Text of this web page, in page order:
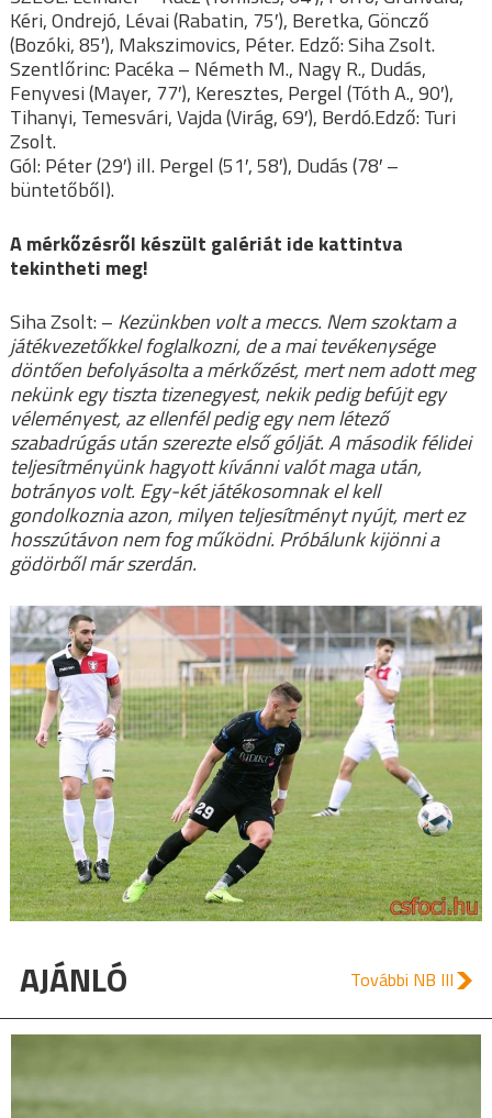
Kéri, Ondrejó, Lévai (Rabatin, 75′), Beretka, Göncző
(Bozóki, 85′), Makszimovics, Péter. Edző: Siha Zsolt.
Szentlőrinc: Pacéka – Németh M., Nagy R., Dudás,
Fenyvesi (Mayer, 77′), Keresztes, Pergel (Tóth A., 90′),
Tihanyi, Temesvári, Vajda (Virág, 69′), Berdó.Edző: Turi
Zsolt.
Gól: Péter (29′) ill. Pergel (51′, 58′), Dudás (78′ –
büntetőből).
A mérkőzésről készült galériát ide kattintva
tekintheti meg!
Siha Zsolt: – Kezünkben volt a meccs. Nem szoktam a
játékvezetőkkel foglalkozni, de a mai tevékenysége
döntően befolyásolta a mérkőzést, mert nem adott meg
nekünk egy tiszta tizenegyest, nekik pedig befújt egy
véleményest, az ellenfél pedig egy nem létező
szabadrúgás után szerezte első gólját. A második félidei
teljesítményünk hagyott kívánni valót maga után,
botrányos volt. Egy-két játékosomnak el kell
gondolkoznia azon, milyen teljesítményt nyújt, mert ez
hosszútávon nem fog működni. Próbálunk kijönni a
gödörből már szerdán.
AJÁNLÓ További NB III